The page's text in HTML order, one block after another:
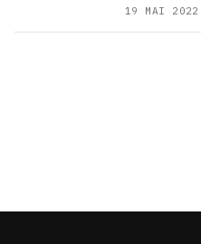
19 MAI 2022